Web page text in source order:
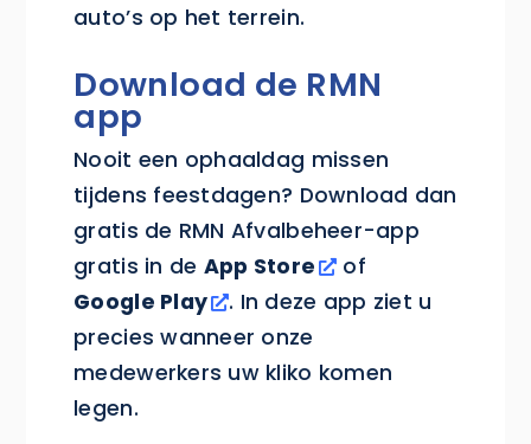
auto’s op het terrein.
Download de RMN
app
Nooit een ophaaldag missen
tijdens feestdagen? Download dan
gratis de RMN Afvalbeheer-app
gratis in de App Store
of
Google Play
. In deze app ziet u
precies wanneer onze
medewerkers uw kliko komen
legen.